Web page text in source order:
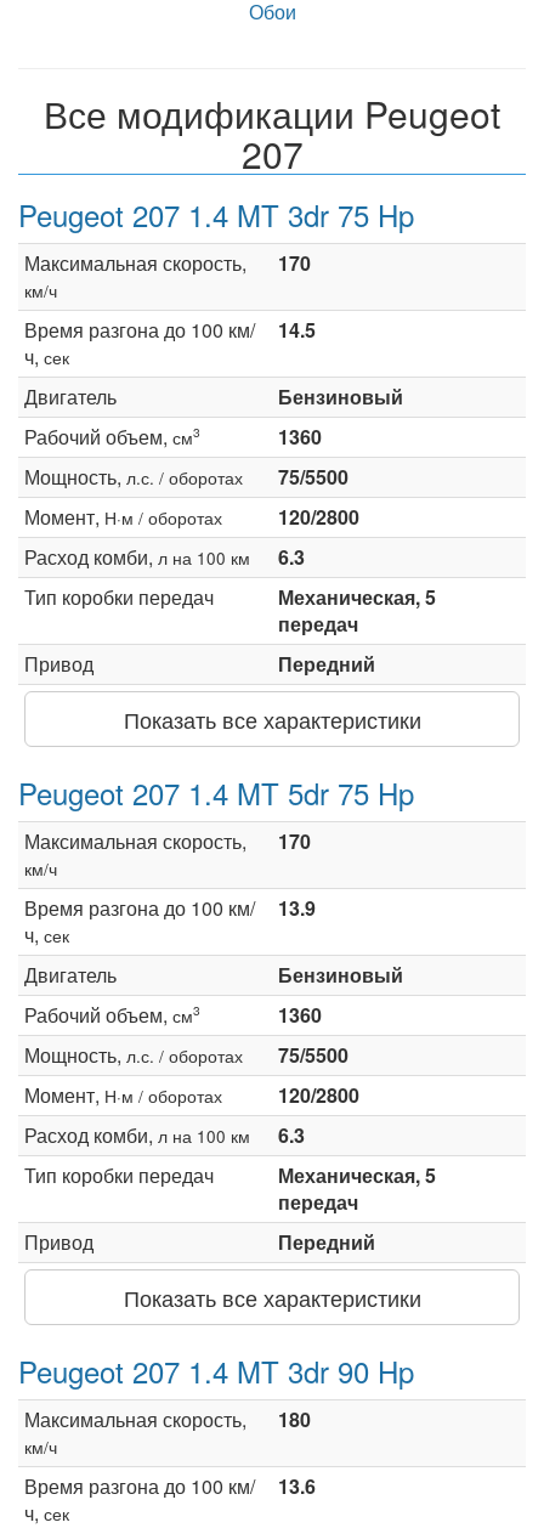
Обои
Все модификации Peugeot
207
Peugeot 207 1.4 MT 3dr 75 Hp
Максимальная скорость,
км/ч
170
Время разгона до 100 км/
ч, сек
14.5
Двигатель
Бензиновый
Рабочий объем, см3
1360
Мощность, л.с. / оборотах
75/5500
Момент, Н·м / оборотах
120/2800
Расход комби, л на 100 км
6.3
Тип коробки передач
Механическая, 5
передач
Привод
Передний
Показать все характеристики
Peugeot 207 1.4 MT 5dr 75 Hp
Максимальная скорость,
км/ч
170
Время разгона до 100 км/
ч, сек
13.9
Двигатель
Бензиновый
Рабочий объем, см3
1360
Мощность, л.с. / оборотах
75/5500
Момент, Н·м / оборотах
120/2800
Расход комби, л на 100 км
6.3
Тип коробки передач
Механическая, 5
передач
Привод
Передний
Показать все характеристики
Peugeot 207 1.4 MT 3dr 90 Hp
Максимальная скорость,
км/ч
180
Время разгона до 100 км/
ч, сек
13.6